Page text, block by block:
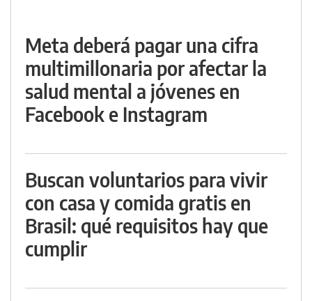
Meta deberá pagar una cifra
multimillonaria por afectar la
salud mental a jóvenes en
Facebook e Instagram
Buscan voluntarios para vivir
con casa y comida gratis en
Brasil: qué requisitos hay que
cumplir